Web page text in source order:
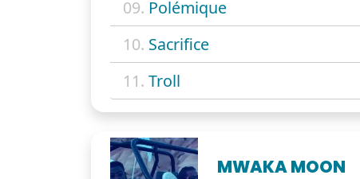
09. Polémique
10. Sacrifice
11. Troll
MWAKA MOON